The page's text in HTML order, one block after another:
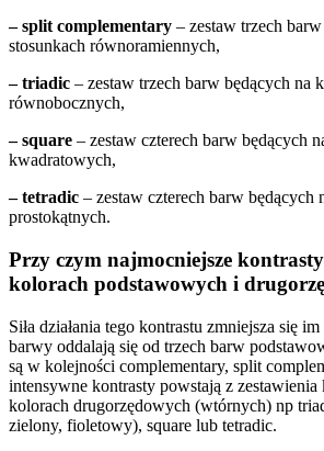
– split complementary – zestaw trzech
stosunkach równoramiennych,
– triadic – zestaw trzech barw będących na
równobocznych,
– square – zestaw czterech barw będących
kwadratowych,
– tetradic – zestaw czterech barw będących
prostokątnych.
Przy czym najmocniejsze
kolorach podstawowych i
Siła działania tego kontrastu zmniejsza się
barwy oddalają się od trzech barw
są w kolejności complementary, split
intensywne kontrasty powstają z
kolorach drugorzędowych (wtórnych) np
zielony, fioletowy), square lub tetradic.